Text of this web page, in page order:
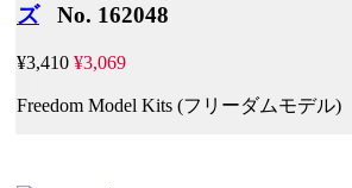
ズNo. 162048
¥3,410 ¥3,069
Freedom Model Kits (フリーダムモデル)